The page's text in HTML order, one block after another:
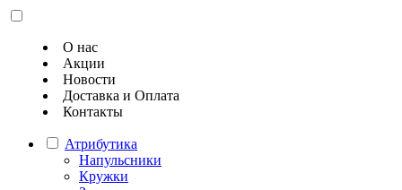
О нас
Акции
Новости
Доставка и Оплата
Контакты
Атрибутика
Напульсники
Кружки